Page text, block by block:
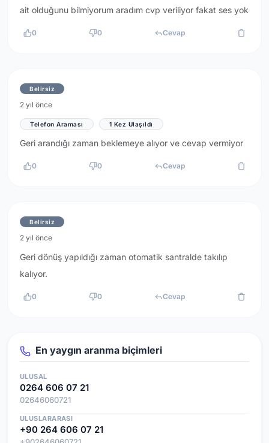
ait olduğunu bilmiyorum aradım cvp veriliyor fakat ses yok
0 0 Cevap
Belirsiz
2 yıl önce
Telefon Araması 1 Kez Ulaşıldı
Geri arandığı zaman beklemeye alıyor ve cevap vermiyor
0 0 Cevap
Belirsiz
2 yıl önce
Geri dönüş yapıldığı zaman otomatik santralde takılıp
kalıyor.
0 0 Cevap
En yaygın aranma biçimleri
ULUSAL
0264 606 07 21
02646060721
ULUSLARARASI
+90 264 606 07 21